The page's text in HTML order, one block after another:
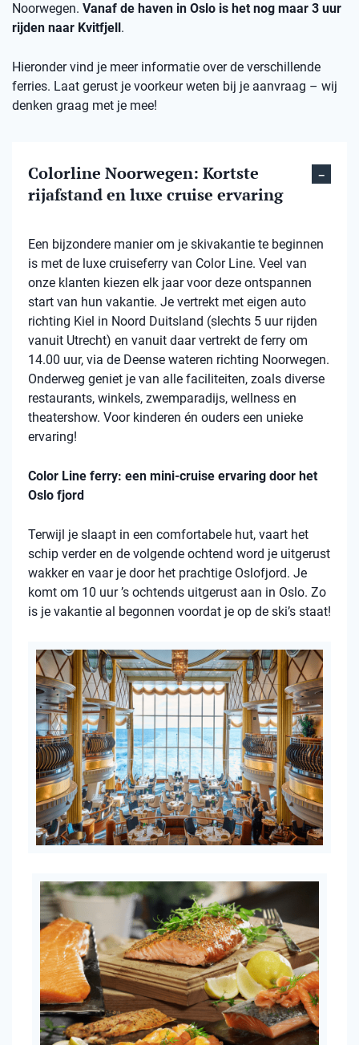
Noorwegen. Vanaf de haven in Oslo is het nog maar 3 uur
rijden naar Kvitfjell.
Hieronder vind je meer informatie over de verschillende
ferries. Laat gerust je voorkeur weten bij je aanvraag – wij
denken graag met je mee!
Colorline Noorwegen: Kortste
rijafstand en luxe cruise ervaring
Een bijzondere manier om je skivakantie te beginnen
is met de luxe cruiseferry van Color Line. Veel van
onze klanten kiezen elk jaar voor deze ontspannen
start van hun vakantie. Je vertrekt met eigen auto
richting Kiel in Noord Duitsland (slechts 5 uur rijden
vanuit Utrecht) en vanuit daar vertrekt de ferry om
14.00 uur, via de Deense wateren richting Noorwegen.
Onderweg geniet je van alle faciliteiten, zoals diverse
restaurants, winkels, zwemparadijs, wellness en
theatershow. Voor kinderen én ouders een unieke
ervaring!
Color Line ferry: een mini-cruise ervaring door het
Oslo fjord
Terwijl je slaapt in een comfortabele hut, vaart het
schip verder en de volgende ochtend word je uitgerust
wakker en vaar je door het prachtige Oslofjord. Je
komt om 10 uur ’s ochtends uitgerust aan in Oslo. Zo
is je vakantie al begonnen voordat je op de ski’s staat!